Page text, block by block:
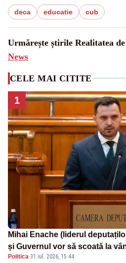
deca educatie cub
Urmărește știrile Realitatea
News
CELE MAI CITITE
1
Mihai Enache (liderul
și Guvernul vor să scoată la
pentru a stinge datoriile pentru
Politica·31 iul. 2026, 15:44